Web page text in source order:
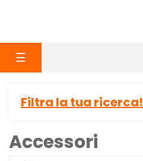
navigazione
☰
Filtra la tua ricerca!
Accessori